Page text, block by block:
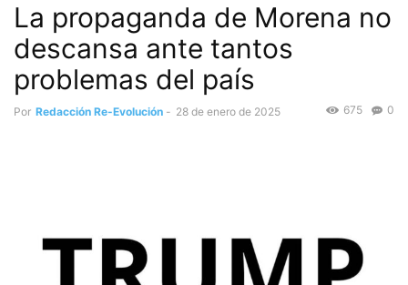
La propaganda de Morena no
descansa ante tantos
problemas del país
Por Redacción Re-Evolución - 28 de enero de 2025 0
675